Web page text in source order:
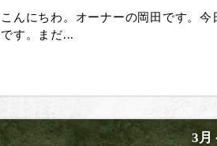
こんにちわ。オーナーの岡田です。
です。まだ...
3月